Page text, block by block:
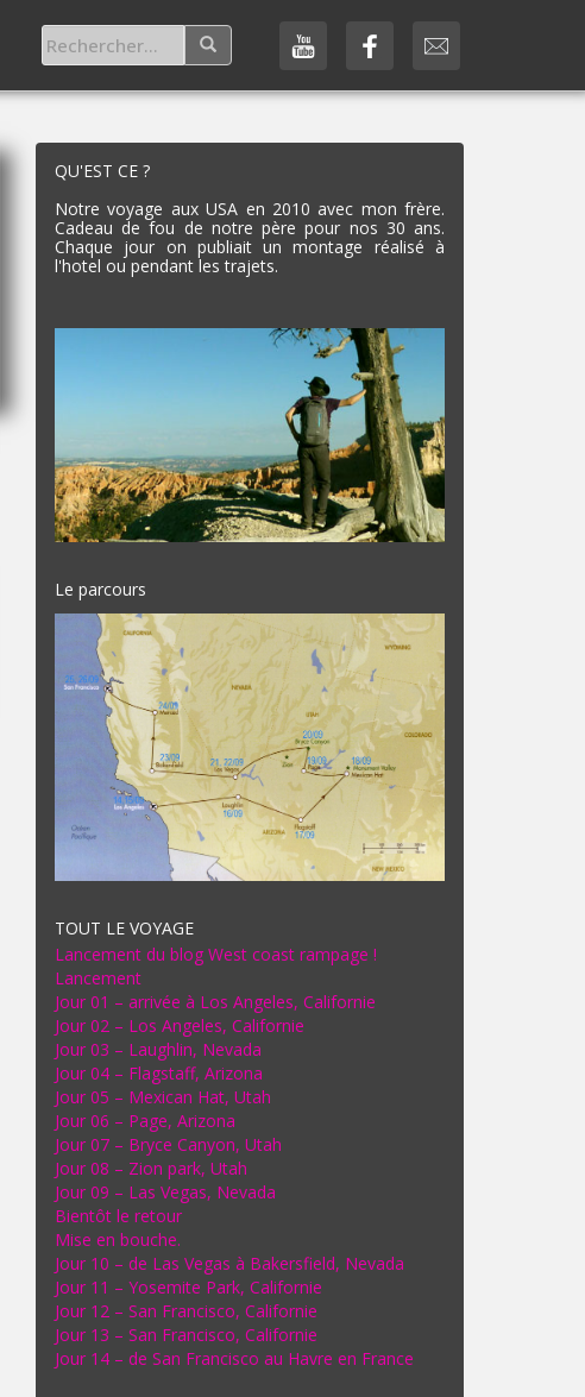
QU'EST CE ?
Notre voyage aux USA en 2010 avec mon frère.
Cadeau de fou de notre père pour nos 30 ans.
Chaque jour on publiait un montage réalisé à
l'hotel ou pendant les trajets.
Le parcours
TOUT LE VOYAGE
Lancement du blog West coast rampage !
Lancement
Jour 01 – arrivée à Los Angeles, Californie
Jour 02 – Los Angeles, Californie
Jour 03 – Laughlin, Nevada
Jour 04 – Flagstaff, Arizona
Jour 05 – Mexican Hat, Utah
Jour 06 – Page, Arizona
Jour 07 – Bryce Canyon, Utah
Jour 08 – Zion park, Utah
Jour 09 – Las Vegas, Nevada
Bientôt le retour
Mise en bouche.
Jour 10 – de Las Vegas à Bakersfield, Nevada
Jour 11 – Yosemite Park, Californie
Jour 12 – San Francisco, Californie
Jour 13 – San Francisco, Californie
Jour 14 – de San Francisco au Havre en France